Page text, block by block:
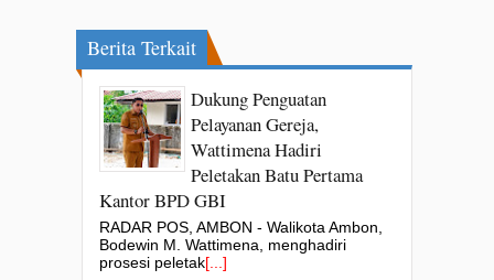
Berita Terkait
Dukung Penguatan
Pelayanan Gereja,
Wattimena Hadiri
Peletakan Batu Pertama
Kantor BPD GBI
RADAR POS, AMBON - Walikota Ambon,
Bodewin M. Wattimena, menghadiri
prosesi peletak[...]